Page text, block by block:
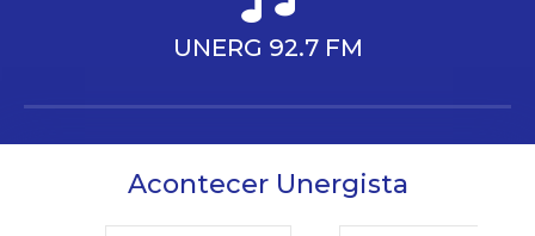
UNERG 92.7 FM
Acontecer Unergista